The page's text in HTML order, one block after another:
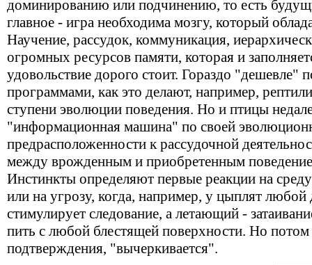
доминированию или подчинению, то есть
главное - игра необходима мозгу, который
Научение, рассудок, коммуникация,
огромных ресурсов памяти, которая и
удовольствие дорого стоит. Гораздо "дешевле"
программами, как это делают, например,
ступени эволюции поведения. Но и птицы
"информационная машина" по своей
предрасположенности к рассудочной
между врожденным и приобретенным
Инстинкты определяют первые реакции на
или на угрозу, когда, например, у цыплят
стимулирует следование, а летающий -
пить с любой блестящей поверхности. Но потом
подтверждения, "вычеркивается".